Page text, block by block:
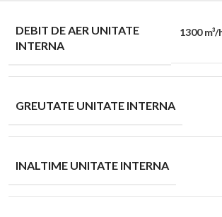
DEBIT DE AER UNITATE
INTERNA
1300 m³/
GREUTATE UNITATE INTERNA
INALTIME UNITATE INTERNA